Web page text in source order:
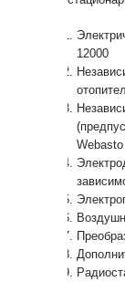
12000